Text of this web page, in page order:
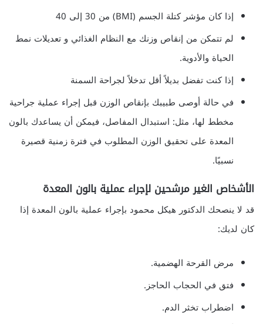
إذا كان مؤشر كتلة الجسم (BMI) من 30 إلى 40
لم تتمكن من إنقاص وزنك مع النظام الغذائي و تعديلات نمط
الحياة والأدوية.
إذا كنت تفضل بديلاً أقل تدخلاً لجراحة السمنة
في حالة أوصى طبيبك بإنقاص الوزن قبل إجراء عملية جراحية
مخطط لها، مثل: استبدال المفاصل، فيمكن أن يساعدك بالون
المعدة على تحقيق الوزن المطلوب في فترة زمنية قصيرة
نسبيًا.
الأشخاص الغير مرشحين لإجراء عملية بالون المعدة
قد لا ينصحك الدكتور هيكل محمود بإجراء عملية بالون المعدة إذا
كان لديك:
مرض القرحة الهضمية.
فتق في الحجاب الحاجز.
اضطراب تخثر الدم.